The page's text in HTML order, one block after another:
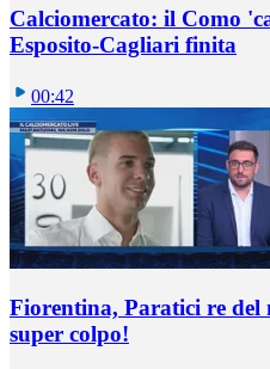
Calciomercato: il Como
Esposito-Cagliari finita
00:42
Fiorentina, Paratici re del
super colpo!